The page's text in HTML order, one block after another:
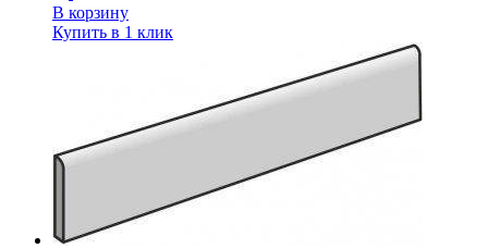
В корзину
Купить в 1 клик